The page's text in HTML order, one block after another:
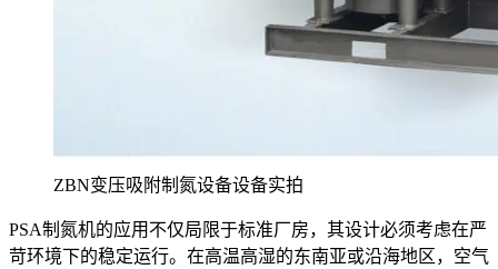
ZBN变压吸附制氮设备设备实拍
PSA制氮机的应用不仅局限于标准厂房，其设计必须考虑在严
苛环境下的稳定运行。在高温高湿的东南亚或沿海地区，空气